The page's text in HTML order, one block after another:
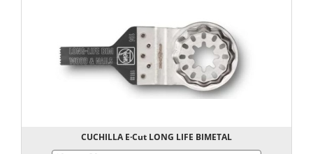
CUCHILLA E·Cut LONG LIFE BIMETAL